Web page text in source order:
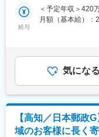
や各種調整を担当
・保険手続きに関
〇ライフプラザ領
について相談で
・来店されたお
お手続きと、問
担当
・事務業務（ご契
給与
＜予定年収＞420
月額（基本給）
場合の想定額※入
額は、昇格・職
安の金額であり、
(月額)は固定手当
気になる
【高知／日本郵政
域のお客様に長く